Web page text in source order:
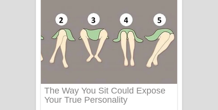
ලංවීලා ගීතයේ පද පෙළ
Ala purannata Song Lyrics - ආල
පුරන්නට ගීතයේ පද පෙළ
BTS : Hooligan Lyrics